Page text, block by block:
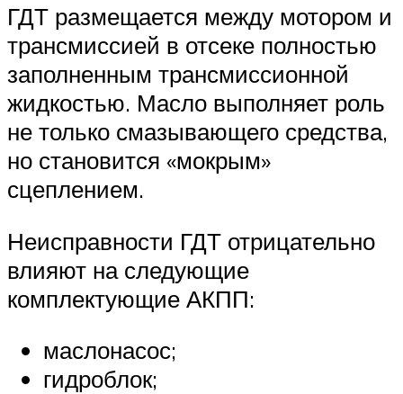
ГДТ размещается между мотором и
трансмиссией в отсеке полностью
заполненным трансмиссионной
жидкостью. Масло выполняет роль
не только смазывающего средства,
но становится «мокрым»
сцеплением.
Неисправности ГДТ отрицательно
влияют на следующие
комплектующие АКПП:
маслонасос;
гидроблок;